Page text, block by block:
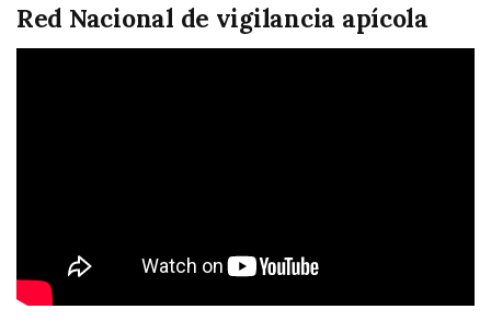
Red Nacional de vigilancia apícola